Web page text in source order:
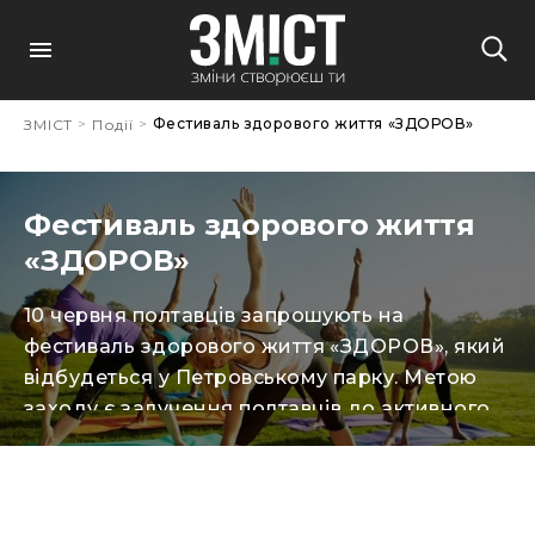
ЗМІСТ > Події > Фестиваль здорового життя «ЗДОРОВ»
Фестиваль здорового життя
«ЗДОРОВ»
10 червня полтавців запрошують на
фестиваль здорового життя «ЗДОРОВ», який
відбудеться у Петровському парку. Метою
заходу є залучення полтавців до активного
способу життя, популяризація різноманітних